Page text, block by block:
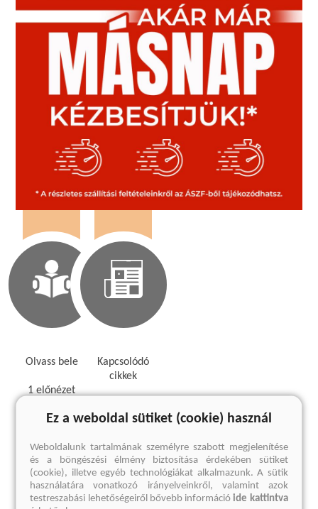
Olvass bele
1 előnézet
Megnézem
Kapcsolódó
cikkek
Kedvcsináló
Ez a weboldal sütiket (cookie) használ
Weboldalunk tartalmának személyre szabott megjelenítése
és a böngészési élmény biztosítása érdekében sütiket
(cookie), illetve egyéb technológiákat alkalmazunk. A sütik
használatára vonatkozó irányelveinkről, valamint azok
testreszabási lehetőségeiről bővebb információide kattintva